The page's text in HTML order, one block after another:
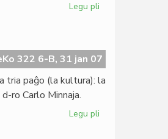
Legu pli
neŭtralas
pri
Usono
322 6-B, 31 jan 07
tria paĝo (la kultura): la
ro Carlo Minnaja.
Legu pli